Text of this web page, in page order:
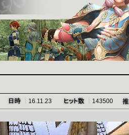
16.11.23 143500